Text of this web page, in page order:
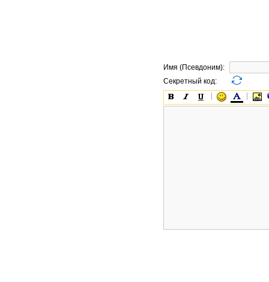
Имя (Псевдоним):
Секретный код: